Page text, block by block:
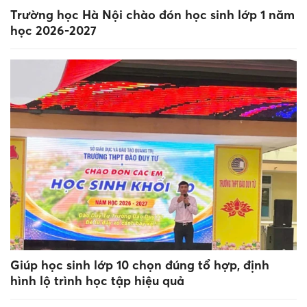
Trường học Hà Nội chào đón học sinh lớp 1 năm
học 2026-2027
Giúp học sinh lớp 10 chọn đúng tổ hợp, định
hình lộ trình học tập hiệu quả